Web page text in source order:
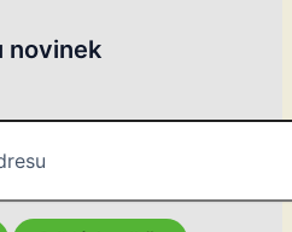
novinek